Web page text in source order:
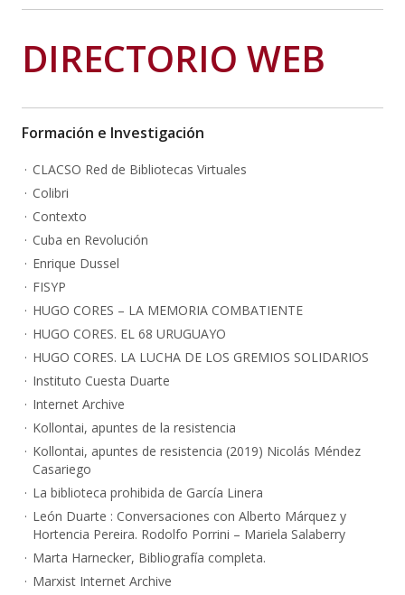
DIRECTORIO WEB
Formación e Investigación
CLACSO Red de Bibliotecas Virtuales
Colibri
Contexto
Cuba en Revolución
Enrique Dussel
FISYP
HUGO CORES – LA MEMORIA COMBATIENTE
HUGO CORES. EL 68 URUGUAYO
HUGO CORES. LA LUCHA DE LOS GREMIOS SOLIDARIOS
Instituto Cuesta Duarte
Internet Archive
Kollontai, apuntes de la resistencia
Kollontai, apuntes de resistencia (2019) Nicolás Méndez
Casariego
La biblioteca prohibida de García Linera
León Duarte : Conversaciones con Alberto Márquez y
Hortencia Pereira. Rodolfo Porrini – Mariela Salaberry
Marta Harnecker, Bibliografía completa.
Marxist Internet Archive